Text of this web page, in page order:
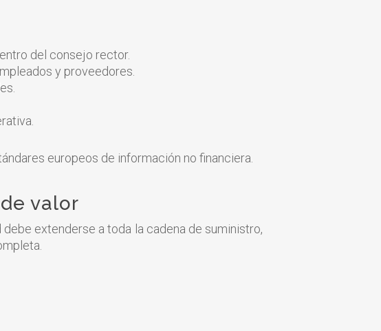
del consejo rector.
y proveedores.
europeos de información no financiera.
valor
extenderse a toda la cadena de suministro,